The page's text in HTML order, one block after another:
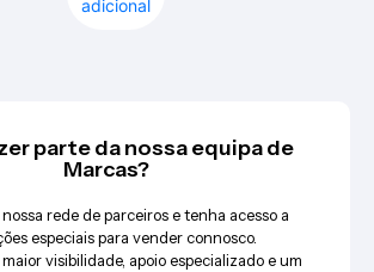
adicional
parte da nossa equipa de
Marcas?
rede de parceiros e tenha acesso a
especiais para vender connosco.
visibilidade, apoio especializado e um